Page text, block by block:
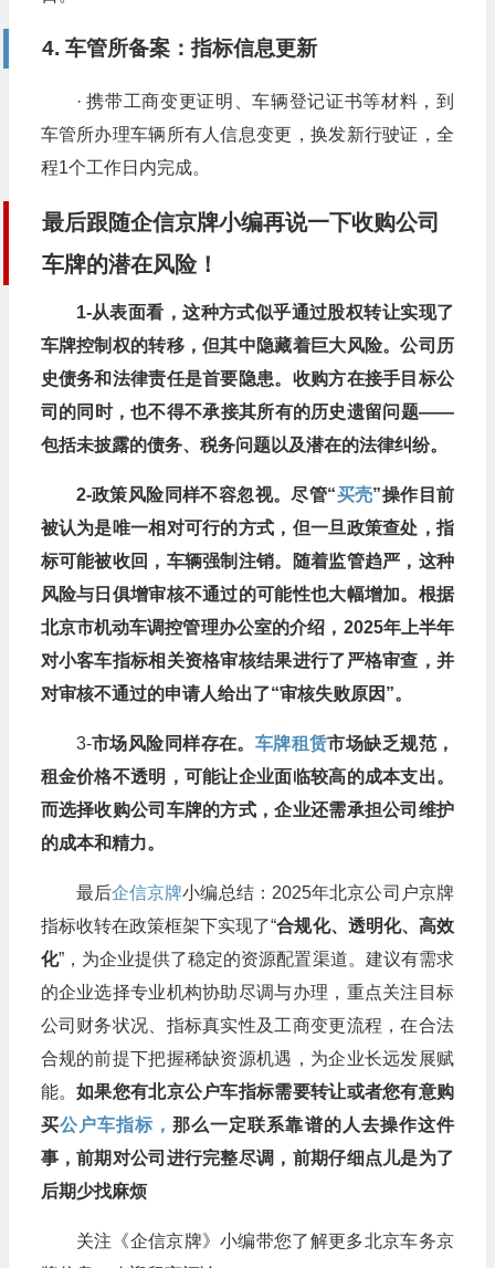
4. 车管所备案：指标信息更新
· 携带工商变更证明、车辆登记证书等材料，到
车管所办理车辆所有人信息变更，换发新行驶证，全
程1个工作日内完成。
最后跟随企信京牌小编再说一下收购公司
车牌的潜在风险！
1-从表面看，这种方式似乎通过股权转让实现了
车牌控制权的转移，但其中隐藏着巨大风险。公司历
史债务和法律责任是首要隐患。收购方在接手目标公
司的同时，也不得不承接其所有的历史遗留问题——
包括未披露的债务、税务问题以及潜在的法律纠纷。
2-政策风险同样不容忽视。尽管“买壳”操作目前
被认为是唯一相对可行的方式，但一旦政策查处，指
标可能被收回，车辆强制注销。随着监管趋严，这种
风险与日俱增审核不通过的可能性也大幅增加。根据
北京市机动车调控管理办公室的介绍，2025年上半年
对小客车指标相关资格审核结果进行了严格审查，并
对审核不通过的申请人给出了“审核失败原因”。
3-市场风险同样存在。 车牌租赁市场缺乏规范，
租金价格不透明，可能让企业面临较高的成本支出。
而选择收购公司车牌的方式，企业还需承担公司维护
的成本和精力。
最后企信京牌小编总结：2025年北京公司户京牌
指标收转在政策框架下实现了“合规化、透明化、高效
化”，为企业提供了稳定的资源配置渠道。建议有需求
的企业选择专业机构协助尽调与办理，重点关注目标
公司财务状况、指标真实性及工商变更流程，在合法
合规的前提下把握稀缺资源机遇，为企业长远发展赋
能。如果您有北京公户车指标需要转让或者您有意购
买公户车指标，那么一定联系靠谱的人去操作这件
事，前期对公司进行完整尽调，前期仔细点儿是为了
后期少找麻烦
关注《企信京牌》小编带您了解更多北京车务京